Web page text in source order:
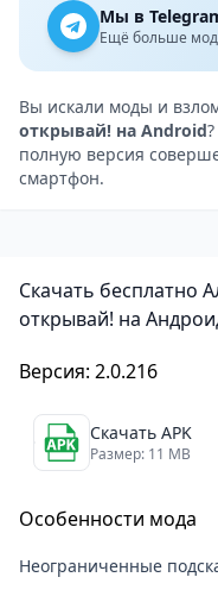
доступных
свободного
Чувство
восторга станут
продолжения игры,
серии игр
обновляется и
Игровой процесс
соединить их.
для создания
интерфейс в игре
Интерфейс
Мы в
Ещё больше
Вы искали моды и
открывай! на Android
полную версия
смартфон.
Скачать бесплатно
открывай! на
Версия: 2.0.216
Скачать APK
Размер: 11 MB
Особенности мода
Неограниченные